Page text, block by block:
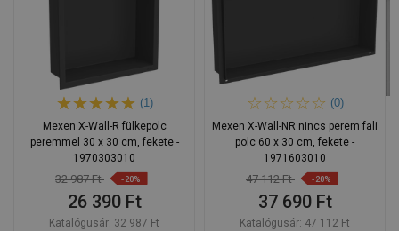
(1)
Mexen X-Wall-R fülkepolc
peremmel 30 x 30 cm, fekete -
1970303010
32 987 Ft -20%
26 390 Ft
Katalógusár: 32 987 Ft
(0)
Mexen X-Wall-NR nincs perem fali
polc 60 x 30 cm, fekete -
1971603010
47 112 Ft -20%
37 690 Ft
Katalógusár: 47 112 Ft